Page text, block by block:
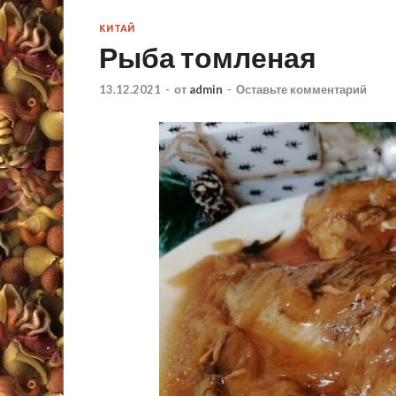
КИТАЙ
Рыба томленая
13.12.2021 - от admin - Оставьте комментарий